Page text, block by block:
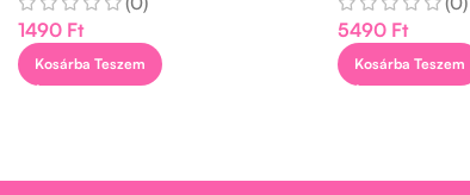
1490 Ft
Kosárba Teszem
5490 Ft
Kosárba Teszem